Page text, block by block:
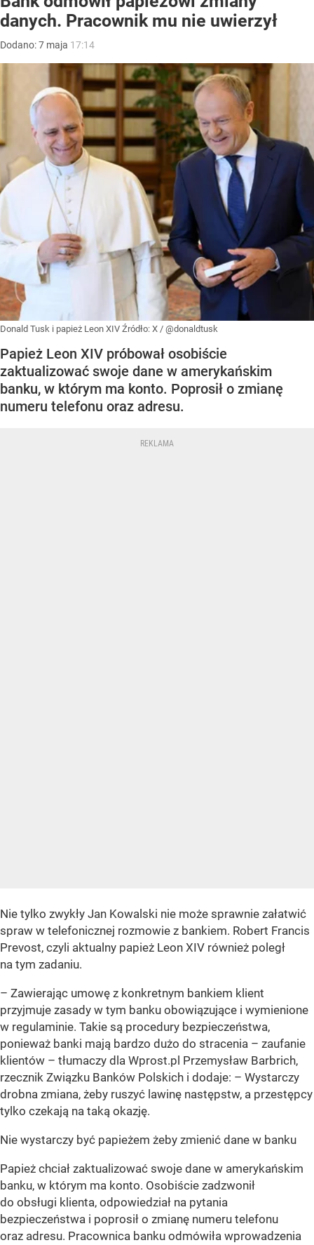
danych. Pracownik mu nie uwierzył
Dodano:7 maja 17:14
Donald Tusk i papież Leon XIV Źródło: X / @donaldtusk
Papież Leon XIV próbował osobiście
zaktualizować swoje dane w amerykańskim
banku, w którym ma konto. Poprosił o zmianę
numeru telefonu oraz adresu.
Nie tylko zwykły Jan Kowalski nie może sprawnie załatwić
spraw w telefonicznej rozmowie z bankiem. Robert Francis
Prevost, czyli aktualny papież Leon XIV również poległ
na tym zadaniu.
– Zawierając umowę z konkretnym bankiem klient
przyjmuje zasady w tym banku obowiązujące i wymienione
w regulaminie. Takie są procedury bezpieczeństwa,
ponieważ banki mają bardzo dużo do stracenia – zaufanie
klientów – tłumaczy dla Wprost.pl Przemysław Barbrich,
rzecznik Związku Banków Polskich i dodaje: – Wystarczy
drobna zmiana, żeby ruszyć lawinę następstw, a przestępcy
tylko czekają na taką okazję.
Nie wystarczy być papieżem żeby zmienić dane w banku
Papież chciał zaktualizować swoje dane w amerykańskim
banku, w którym ma konto. Osobiście zadzwonił
do obsługi klienta, odpowiedział na pytania
bezpieczeństwa i poprosił o zmianę numeru telefonu
oraz adresu. Pracownica banku odmówiła wprowadzenia